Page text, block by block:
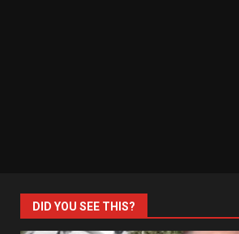
DID YOU SEE THIS?